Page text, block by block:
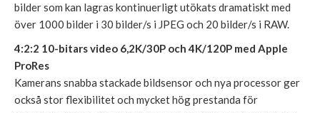
bilder som kan lagras kontinuerligt utökats dramatiskt med
över 1000 bilder i 30 bilder/s i JPEG och 20 bilder/s i RAW.
4:2:2 10-bitars video 6,2K/30P och 4K/120P med Apple
ProRes
Kamerans snabba stackade bildsensor och nya processor ger
också stor flexibilitet och mycket hög prestanda för